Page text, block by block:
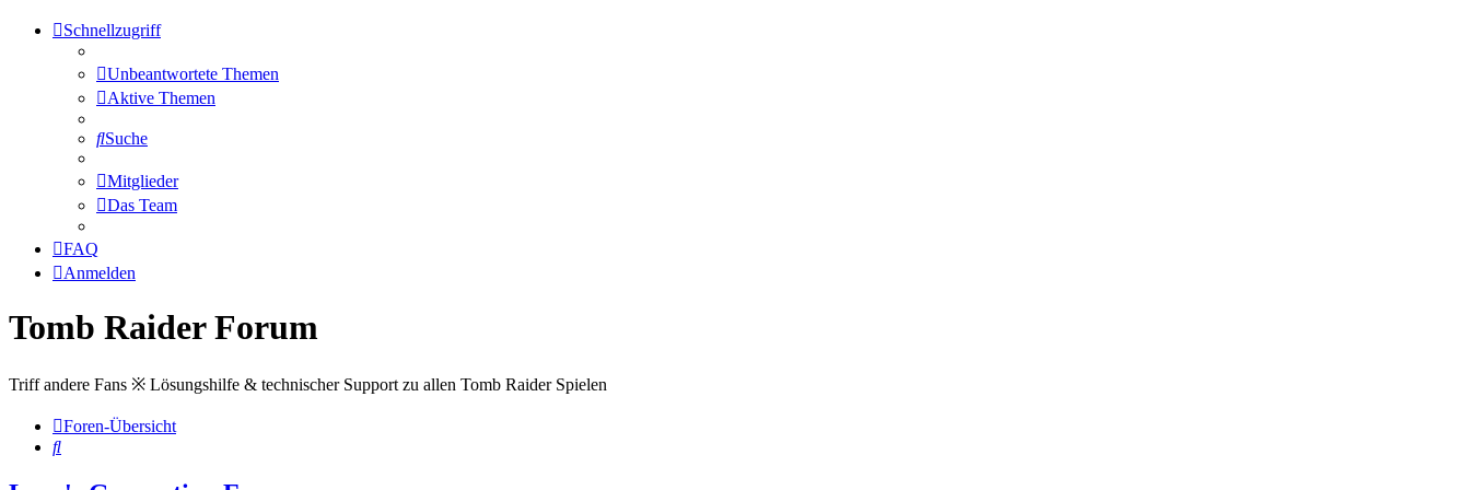
Schnellzugriff
Unbeantwortete Themen
Aktive Themen
Suche
Mitglieder
Das Team
FAQ
Anmelden
Tomb Raider Forum
Triff andere Fans ※ Lösungshilfe & technischer Support zu allen Tomb Raider Spielen
Foren-Übersicht
Suche